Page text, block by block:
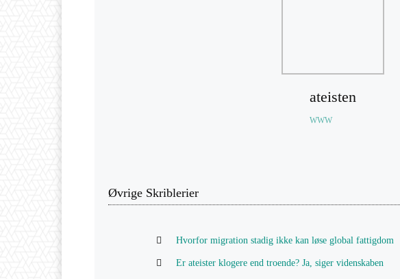
ateisten
WWW
Øvrige Skriblerier
Hvorfor migration stadig ikke kan løse global fattigdom
Er ateister klogere end troende? Ja, siger videnskaben